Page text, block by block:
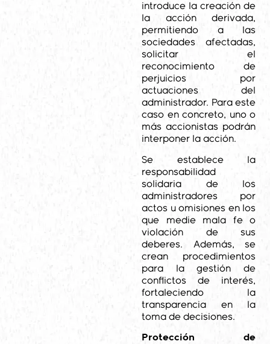
introduce la creación de
la acción derivada,
permitiendo a las
sociedades afectadas,
solicitar el
reconocimiento de
perjuicios por
actuaciones del
administrador. Para este
caso en concreto, uno o
más accionistas podrán
interponer la acción.
Se establece la
responsabilidad
solidaria de los
administradores por
actos u omisiones en los
que medie mala fe o
violación de sus
deberes. Además, se
crean procedimientos
para la gestión de
conflictos de interés,
fortaleciendo la
transparencia en la
toma de decisiones.
Protección de